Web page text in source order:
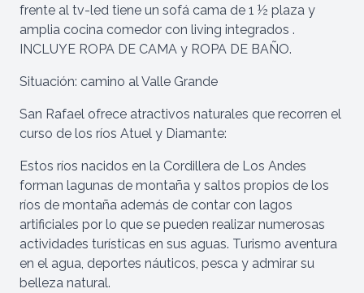
frente al tv-led tiene un sofá cama de 1 ½ plaza y
amplia cocina comedor con living integrados .
INCLUYE ROPA DE CAMA y ROPA DE BAÑO.
Situación: camino al Valle Grande
San Rafael ofrece atractivos naturales que recorren el
curso de los ríos Atuel y Diamante:
Estos ríos nacidos en la Cordillera de Los Andes
forman lagunas de montaña y saltos propios de los
ríos de montaña además de contar con lagos
artificiales por lo que se pueden realizar numerosas
actividades turísticas en sus aguas. Turismo aventura
en el agua, deportes náuticos, pesca y admirar su
belleza natural.
Consulta de disponibilidad
Llegada
Salida